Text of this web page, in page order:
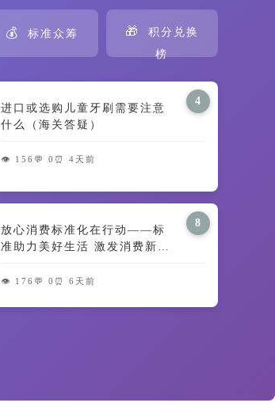
💰 标准众筹 🎁
积分兑换
榜
4
进口或选购儿童牙刷需要注意
什么（海关答疑）
👁️ 156 💬 0 ⏰ 4天前
8
放心消费标准化在行动——标
准助力美好生活 激发消费新动
👁️ 176 💬 0 ⏰ 6天前